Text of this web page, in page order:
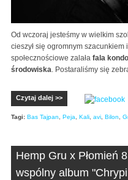
Od wczoraj jesteśmy w wielkim
cieszył się ogromnym szacunkiem
społecznościowe zalała fala
środowiska. Postaraliśmy się
Czytaj dalej >>
Tagi: Bas Tajpan Peja Kali avi Bilon
Hemp Gru x Płomień
wspólny album